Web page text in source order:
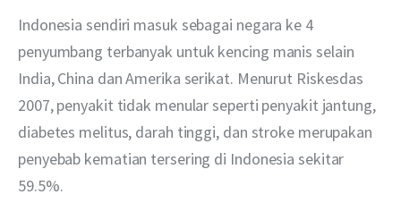
Indonesia sendiri masuk sebagai negara ke 4
penyumbang terbanyak untuk kencing manis selain
India, China dan Amerika serikat. Menurut Riskesdas
2007, penyakit tidak menular seperti penyakit jantung,
diabetes melitus, darah tinggi, dan stroke merupakan
penyebab kematian tersering di Indonesia sekitar
59.5%.